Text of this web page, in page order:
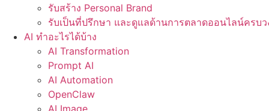
รับสร้าง Personal Brand
รับเป็นที่ปรึกษา และดูแลด้านการตลาดออนไลน์ครบว
AI ทำอะไรได้บ้าง
AI Transformation
Prompt AI
AI Automation
OpenClaw
AI Image